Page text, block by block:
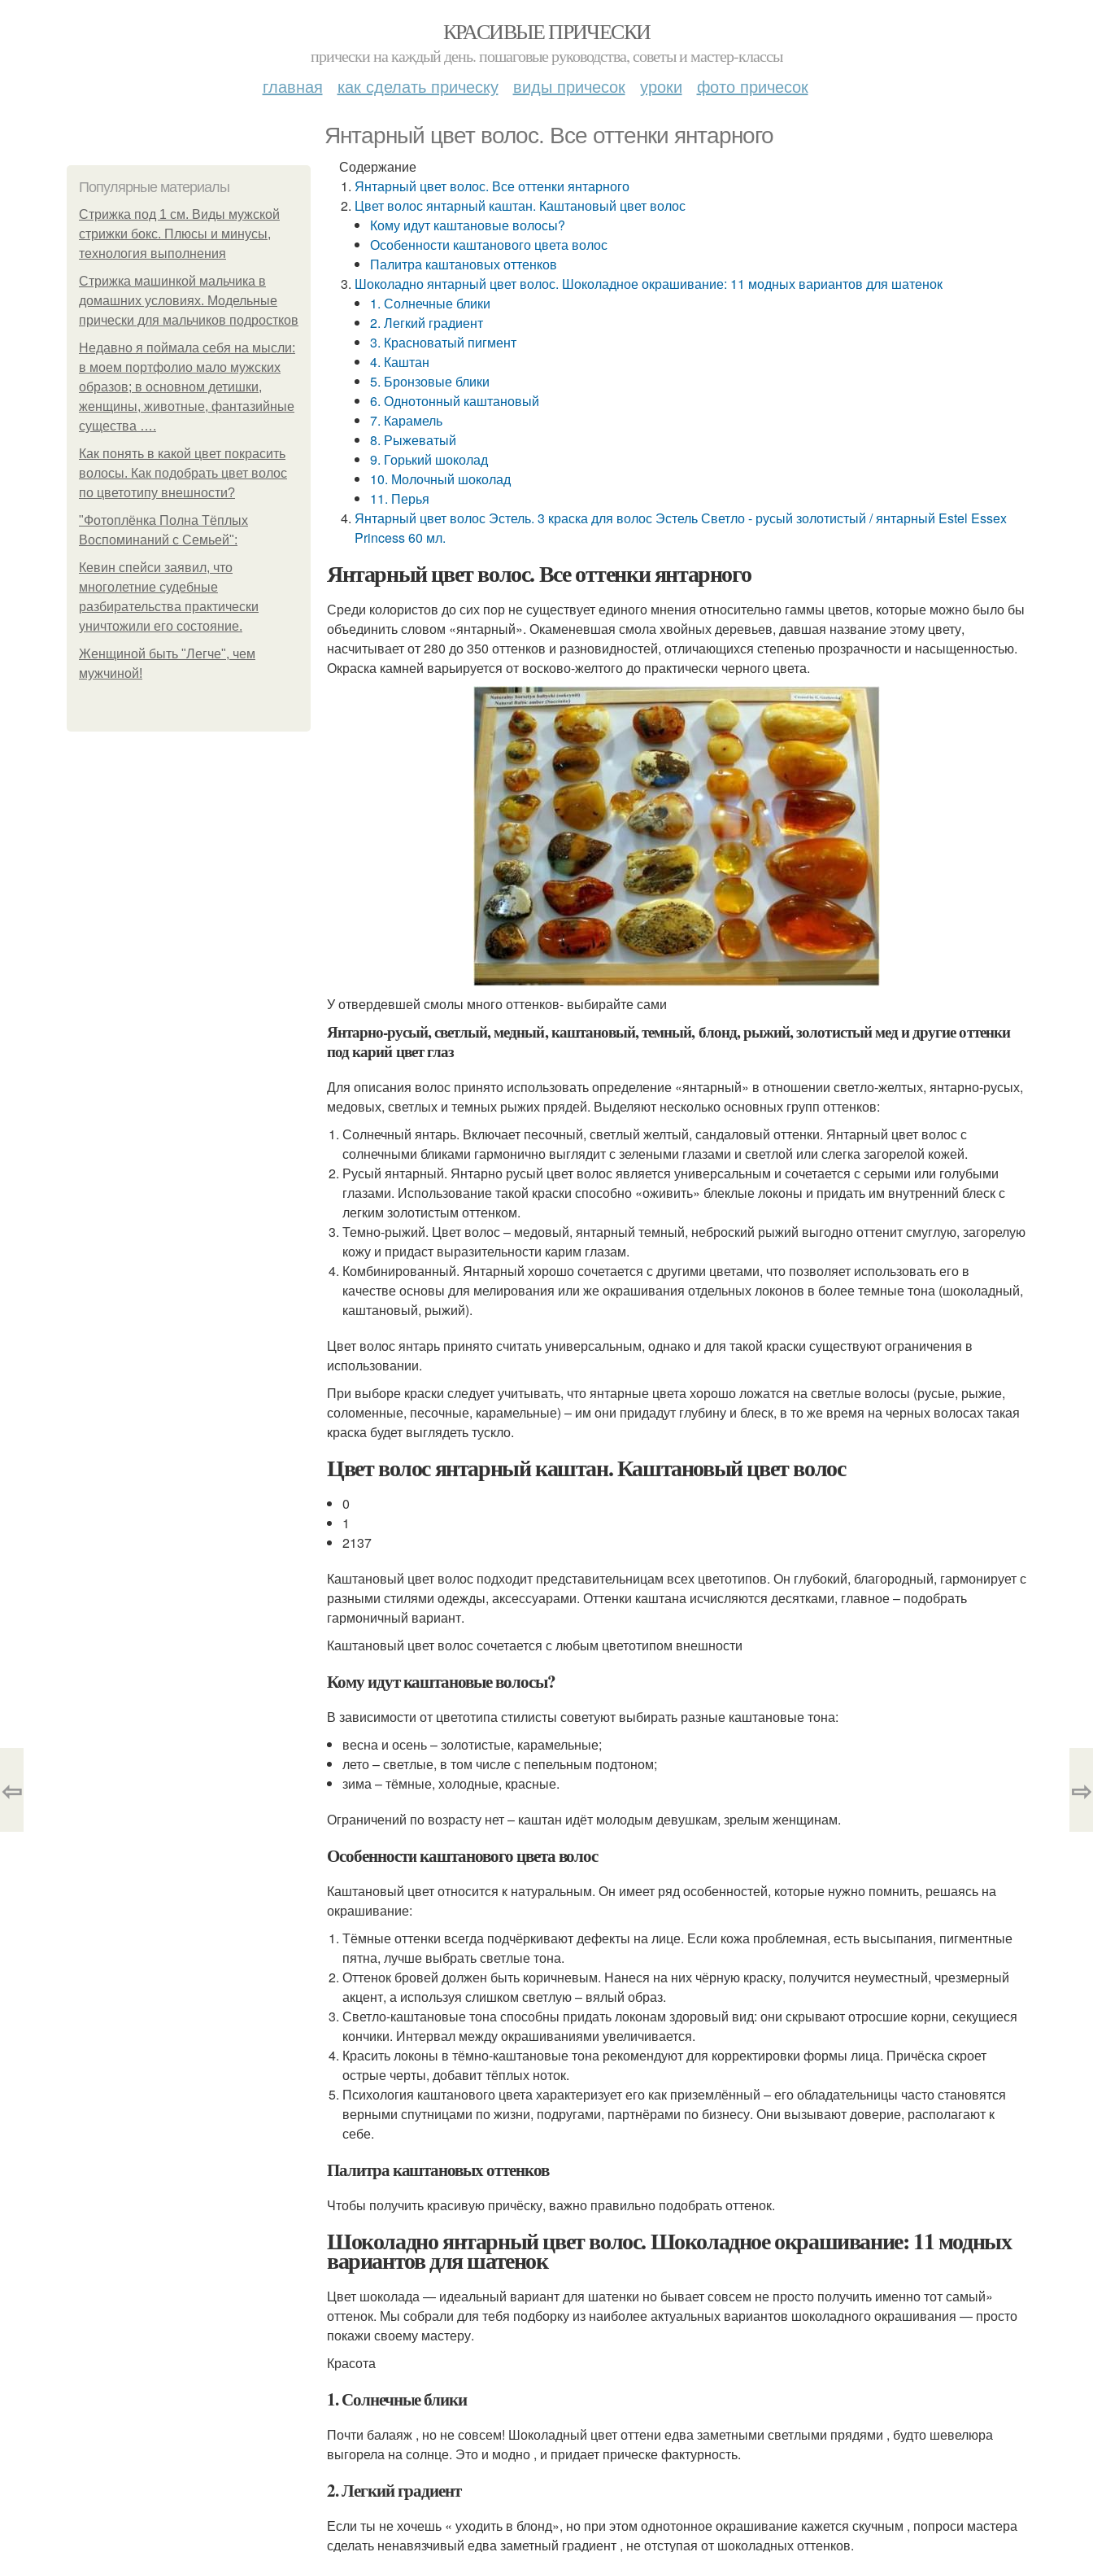
КРАСИВЫЕ ПРИЧЕСКИ
прически на каждый день. пошаговые руководства, советы и мастер-классы
главная как сделать прическу виды причесок уроки фото причесок
Янтарный цвет волос. Все оттенки янтарного
Популярные материалы
Стрижка под 1 см. Виды мужской
стрижки бокс. Плюсы и минусы,
технология выполнения
Стрижка машинкой мальчика в
домашних условиях. Модельные
прически для мальчиков подростков
Недавно я поймала себя на мысли:
в моем портфолио мало мужских
образов; в основном детишки,
женщины, животные, фантазийные
существа ….
Как понять в какой цвет покрасить
волосы. Как подобрать цвет волос
по цветотипу внешности?
"Фотоплёнка Полна Тёплых
Воспоминаний с Семьей":
Кевин спейси заявил, что
многолетние судебные
разбирательства практически
уничтожили его состояние.
Женщиной быть "Легче", чем
мужчиной!
Содержание
Янтарный цвет волос. Все оттенки янтарного
Цвет волос янтарный каштан. Каштановый цвет волос
Кому идут каштановые волосы?
Особенности каштанового цвета волос
Палитра каштановых оттенков
Шоколадно янтарный цвет волос. Шоколадное окрашивание: 11 модных вариантов для шатенок
1. Солнечные блики
2. Легкий градиент
3. Красноватый пигмент
4. Каштан
5. Бронзовые блики
6. Однотонный каштановый
7. Карамель
8. Рыжеватый
9. Горький шоколад
10. Молочный шоколад
11. Перья
Янтарный цвет волос Эстель. 3 краска для волос Эстель Светло - русый золотистый / янтарный Estel Essex
Princess 60 мл.
Янтарный цвет волос. Все оттенки янтарного
Среди колористов до сих пор не существует единого мнения относительно гаммы цветов, которые можно было бы
объединить словом «янтарный». Окаменевшая смола хвойных деревьев, давшая название этому цвету,
насчитывает от 280 до 350 оттенков и разновидностей, отличающихся степенью прозрачности и насыщенностью.
Окраска камней варьируется от восково-желтого до практически черного цвета.
У отвердевшей смолы много оттенков- выбирайте сами
Янтарно-русый, светлый, медный, каштановый, темный, блонд, рыжий, золотистый мед и другие оттенки
под карий цвет глаз
Для описания волос принято использовать определение «янтарный» в отношении светло-желтых, янтарно-русых,
медовых, светлых и темных рыжих прядей. Выделяют несколько основных групп оттенков:
Солнечный янтарь. Включает песочный, светлый желтый, сандаловый оттенки. Янтарный цвет волос с
солнечными бликами гармонично выглядит с зелеными глазами и светлой или слегка загорелой кожей.
Русый янтарный. Янтарно русый цвет волос является универсальным и сочетается с серыми или голубыми
глазами. Использование такой краски способно «оживить» блеклые локоны и придать им внутренний блеск с
легким золотистым оттенком.
Темно-рыжий. Цвет волос – медовый, янтарный темный, неброский рыжий выгодно оттенит смуглую, загорелую
кожу и придаст выразительности карим глазам.
Комбинированный. Янтарный хорошо сочетается с другими цветами, что позволяет использовать его в
качестве основы для мелирования или же окрашивания отдельных локонов в более темные тона (шоколадный,
каштановый, рыжий).
Цвет волос янтарь принято считать универсальным, однако и для такой краски существуют ограничения в
использовании.
При выборе краски следует учитывать, что янтарные цвета хорошо ложатся на светлые волосы (русые, рыжие,
соломенные, песочные, карамельные) – им они придадут глубину и блеск, в то же время на черных волосах такая
краска будет выглядеть тускло.
Цвет волос янтарный каштан. Каштановый цвет волос
0
1
2137
Каштановый цвет волос подходит представительницам всех цветотипов. Он глубокий, благородный, гармонирует с
разными стилями одежды, аксессуарами. Оттенки каштана исчисляются десятками, главное – подобрать
гармоничный вариант.
Каштановый цвет волос сочетается с любым цветотипом внешности
Кому идут каштановые волосы?
В зависимости от цветотипа стилисты советуют выбирать разные каштановые тона:
весна и осень – золотистые, карамельные;
лето – светлые, в том числе с пепельным подтоном;
зима – тёмные, холодные, красные.
Ограничений по возрасту нет – каштан идёт молодым девушкам, зрелым женщинам.
Особенности каштанового цвета волос
Каштановый цвет относится к натуральным. Он имеет ряд особенностей, которые нужно помнить, решаясь на
окрашивание:
Тёмные оттенки всегда подчёркивают дефекты на лице. Если кожа проблемная, есть высыпания, пигментные
пятна, лучше выбрать светлые тона.
Оттенок бровей должен быть коричневым. Нанеся на них чёрную краску, получится неуместный, чрезмерный
акцент, а используя слишком светлую – вялый образ.
Светло-каштановые тона способны придать локонам здоровый вид: они скрывают отросшие корни, секущиеся
кончики. Интервал между окрашиваниями увеличивается.
Красить локоны в тёмно-каштановые тона рекомендуют для корректировки формы лица. Причёска скроет
острые черты, добавит тёплых ноток.
Психология каштанового цвета характеризует его как приземлённый – его обладательницы часто становятся
верными спутницами по жизни, подругами, партнёрами по бизнесу. Они вызывают доверие, располагают к
себе.
Палитра каштановых оттенков
Чтобы получить красивую причёску, важно правильно подобрать оттенок.
Шоколадно янтарный цвет волос. Шоколадное окрашивание: 11 модных
вариантов для шатенок
Цвет шоколада — идеальный вариант для шатенки но бывает совсем не просто получить именно тот самый»
оттенок. Мы собрали для тебя подборку из наиболее актуальных вариантов шоколадного окрашивания — просто
покажи своему мастеру.
Красота
1. Солнечные блики
Почти балаяж , но не совсем! Шоколадный цвет оттени едва заметными светлыми прядями , будто шевелюра
выгорела на солнце. Это и модно , и придает прическе фактурность.
2. Легкий градиент
Если ты не хочешь « уходить в блонд», но при этом однотонное окрашивание кажется скучным , попроси мастера
сделать ненавязчивый едва заметный градиент , не отступая от шоколадных оттенков.
⇦ ⇨